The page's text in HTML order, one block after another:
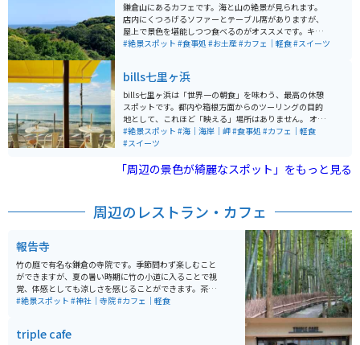
鎌倉山にあるカフェです。海と山の絶景が見られます。
店内にくつろげるソファーとテーブル席がありますが、
屋上で景色を堪能しつつ食べるのがオススメです。キッ
シュやパンやケーキなどがいただけます。店内は禁煙で
#絶景スポット #食事処 #お土産#カフェ｜軽食#スイーツ
bills七里ヶ浜
bills七里ヶ浜は「世界一の朝食」を味わう、最高の休憩
スポットです。都内や箱根方面からのツーリングの目的
地として、これほど「映える」場所はありません。 オー
シャンビューの開放感がたまらなく、テラス席や窓際の
席からは、相模湾が一望できます。ヘルメットを脱い
から営業しているので、早朝ツーリング（朝ツー）の終
ル「WEEKEND HOUSE ALLEY」には駐車場があり、バイ
クも駐車可能です。目の前がすぐ134号線なので、駐車
から出発までの動線が非常にスムーズ。ただし、週末の
昼間は非常に混雑し、駐車場待ちの列ができることもあ
るので、「早朝」を狙うのがおすすめです。
#絶景スポット #海｜海岸｜岬#食事処 #カフェ｜軽食
#スイーツ
「周辺の景色が綺麗なスポット」をもっと見る
周辺のレストラン・カフェ
報告寺
竹の庭で有名な鎌倉の寺院です。季節問わず楽しむこと
ができますが、夏の暑い時期に竹の小道に入ることで視
覚、体感としても涼しさを感じることができます。茶席
もあり、抹茶と小菓子を味わいながら竹林を眺めるとと
#絶景スポット #神社｜寺院#カフェ｜軽食
triple cafe